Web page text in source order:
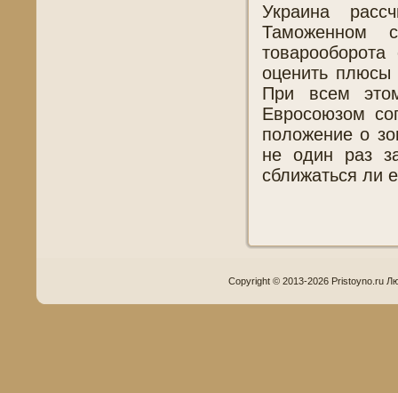
Украина
Таможенном
оценить плюсы
При всем
Евросоюзом
положение о
не один раз
сближаться ли
Copyright © 2013-2026 Pristoyno.ru